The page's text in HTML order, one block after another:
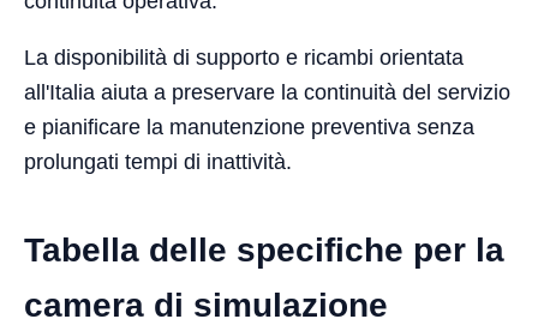
La disponibilità di supporto e ricambi orientata
all'Italia aiuta a preservare la continuità del servizio
e pianificare la manutenzione preventiva senza
prolungati tempi di inattività.
Tabella delle specifiche per la
camera di simulazione